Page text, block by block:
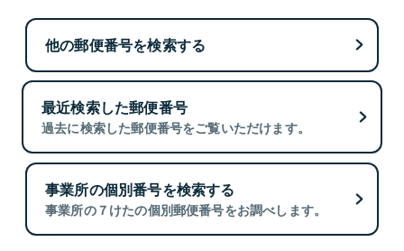
他の郵便番号を検索する
最近検索した郵便番号
過去に検索した郵便番号をご覧いただけます。
事業所の個別番号を検索する
事業所の７けたの個別郵便番号をお調べします。